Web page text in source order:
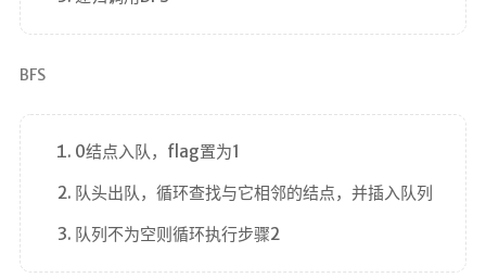
BFS
0结点入队，flag置为1
队头出队，循环查找与它相邻的结点，并插入队列
队列不为空则循环执行步骤2